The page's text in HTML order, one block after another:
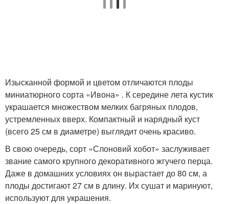
Изысканной формой и цветом отличаются плоды
миниатюрного сорта «Ивона» . К середине лета кустик
украшается множеством мелких багряных плодов,
устремленных вверх. Компактный и нарядный куст
(всего 25 см в диаметре) выглядит очень красиво.
В свою очередь, сорт «Слоновий хобот» заслуживает
звание самого крупного декоративного жгучего перца.
Даже в домашних условиях он вырастает до 80 см, а
плоды достигают 27 см в длину. Их сушат и маринуют,
используют для украшения.